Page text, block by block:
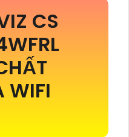
CS
WIFI